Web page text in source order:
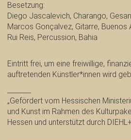
Besetzung:
Diego Jascalevich, Charango,
Marcos Gonçalvez, Gitarre, Buenos
Rui Reis, Percussion, Bahia
Eintritt frei, um eine freiwillige,
auftretenden Künstler*innen wird
„Gefördert vom Hessischen
und Kunst im Rahmen des
Hessen und unterstützt durch